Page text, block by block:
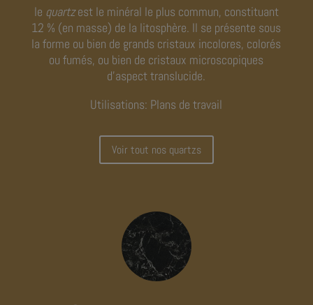
le quartzest le minéral le plus commun, constituant
12 % (en masse) de la litosphère. Il se présente sous
la forme ou bien de grands cristaux incolores, colorés
ou fumés, ou bien de cristaux microscopiques
d’aspect translucide.
Utilisations: Plans de travail
Voir tout nos quartzs